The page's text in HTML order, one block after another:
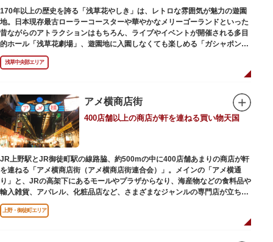
せたもの。
施設周辺は、江戸の文化を伝える伝統工芸職人の街だったという背景もあ
り、現在もジュエリーや皮製品を扱うお店が多く、高いセンスとクオリティ
をもった店舗が集結しています。
170年以上の歴史を誇る「浅草花やしき」は、レトロな雰囲気が魅力の遊園
地。日本現存最古ローラーコースターや華やかなメリーゴーランドといった
昔ながらのアトラクションはもちろん、ライブやイベントが開催される多目
的ホール「浅草花劇場」、遊園地に入園しなくても楽しめる「ガシャポンの
デパート浅草花やしき店」も併設され、さまざまな娯楽を楽しめる浅草の
「遊びの場」として親しまれています。
と菊細工を主とした花園（かえん）として誕生しました。明治時代に入ると
遊戯施設が置かれ、珍鳥や猛獣、見世物の展示などでも評判に。全国有数の
動物園としても知られるようになりました。戦後は遊園地として再開し、温
かさと懐かしさを併せ持つレトロなアトラクションや雰囲気で人気のスポッ
トとなっています。幼児（0歳～4歳）は入園とのりもの料が無料で、年齢や
身長制限の無いアトラクションもあり、子どもの遊園地デビューにもぴった
りです。
浅草中央部エリア
アメ横商店街
400店舗以上の商店が軒を連ねる買い物天国
JR上野駅とJR御徒町駅の線路脇、約500mの中に400店舗あまりの商店が軒
を連ねる「アメ横商店街（アメ横商店街連合会）」。メインの「アメ横通
り」と、JRの高架下にあるモールやプラザからなり、海産物などの食料品や
輸入雑貨、アパレル、化粧品店など、さまざまなジャンルの専門店が立ち並
んでいます。活気ある呼び込みが飛び交うなかで、店員さんとの会話も楽し
みながら目玉商品や特価品を探せるのが魅力のひとつ。年末の叩き売りは風
上野・御徒町エリア